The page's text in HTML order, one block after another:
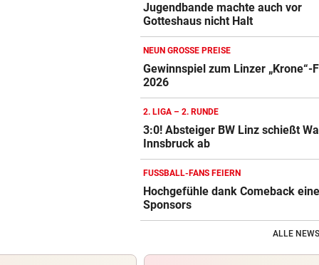
Jugendbande machte auch vor
Gotteshaus nicht Halt
NEUN GROSSE PREISE
Gewinnspiel zum Linzer „Krone“-
2026
2. LIGA – 2. RUNDE
3:0! Absteiger BW Linz schießt
Innsbruck ab
FUSSBALL-FANS FEIERN
Hochgefühle dank Comeback
Sponsors
ALLE